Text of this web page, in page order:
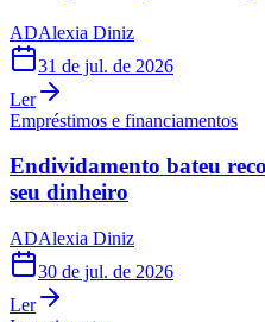
ADAlexia Diniz
31 de jul. de 2026
Ler
Empréstimos e financiamentos
Endividamento bateu
seu dinheiro
ADAlexia Diniz
30 de jul. de 2026
Ler